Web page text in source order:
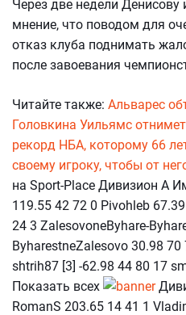
Через две недели Денисову
мнение, что поводом для
отказ клуба поднимать
после завоевания
Читайте также: Альварес
Головкина Уильямс
рекорд НБА, которому 66
своему игроку, чтобы от
на Sport-Place Дивизион А
119.55 42 72 0 Pivohleb
24 3 ZalesovoneByhare-
ByharestneZalesovo 30.98
shtrih87 [3] -62.98 44 80 17
Показать всех
RomanS 203.65 14 41 1